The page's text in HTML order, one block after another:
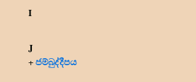
I
J
+ජම්බුද්දීපය